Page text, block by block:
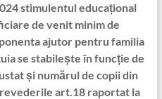
stimulentul educațional
de venit minim de
ajutor pentru familia
se stabilește în funcție de
și numărul de copii din
art.18 raportat la